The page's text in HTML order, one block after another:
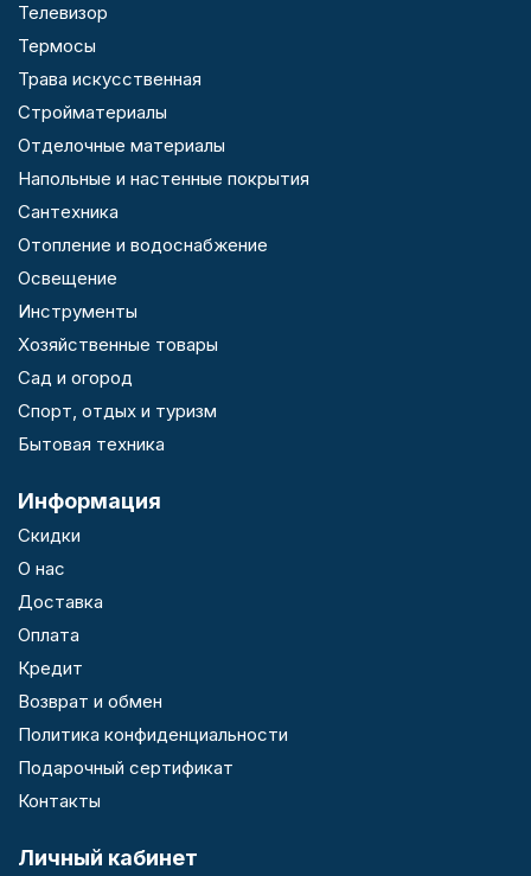
Телевизор
Термосы
Трава искусственная
Стройматериалы
Отделочные материалы
Напольные и настенные покрытия
Сантехника
Отопление и водоснабжение
Освещение
Инструменты
Хозяйственные товары
Сад и огород
Спорт, отдых и туризм
Бытовая техника
Информация
Скидки
О нас
Доставка
Оплата
Кредит
Возврат и обмен
Политика конфиденциальности
Подарочный сертификат
Контакты
Личный кабинет